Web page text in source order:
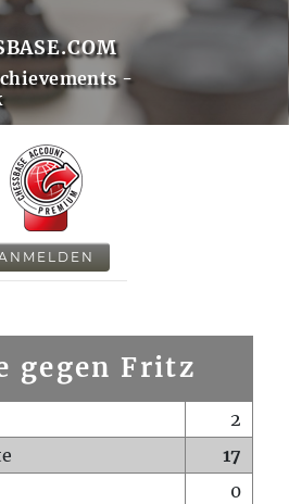
-
gegen Fritz
2
17
0